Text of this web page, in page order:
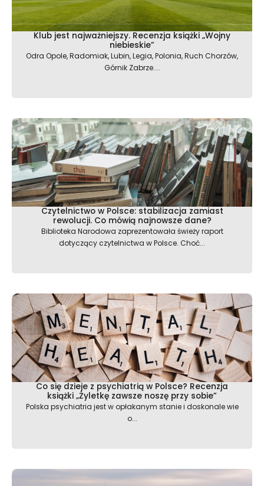
Klub jest najważniejszy. Recenzja książki „Wojny
niebieskie”
Odra Opole, Radomiak, Lubin, Legia, Polonia, Ruch Chorzów,
Górnik Zabrze....
Czytelnictwo w Polsce: stabilizacja zamiast
rewolucji. Co mówią najnowsze dane?
Biblioteka Narodowa zaprezentowała świeży raport
dotyczący czytelnictwa w Polsce. Choć...
Co się dzieje z psychiatrią w Polsce? Recenzja
książki „Żyletkę zawsze noszę przy sobie”
Polska psychiatria jest w opłakanym stanie i doskonale wie
o...